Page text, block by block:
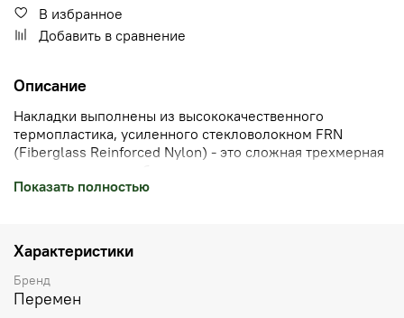
В избранное
Добавить в сравнение
Описание
Накладки выполнены из высококачественного
термопластика, усиленного стекловолокном FRN
(Fiberglass Reinforced Nylon) - это сложная трехмерная
удержание ножа в руке. Представьте текстуру спелого
рождает тактильное ощущение от высококачественного
термопластика, усиленного стекловолокном
Термопластик выдерживает высокие температурные
нагрузки, обладает высокой ударной прочностью,
Показать полностью
Характеристики
Бренд
Перемен